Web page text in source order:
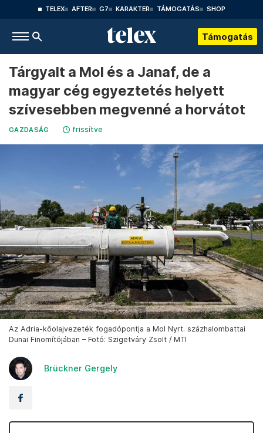
TELEX AFTER G7 KARAKTER TÁMOGATÁS SHOP
Támogatás
Tárgyalt a Mol és a Janaf, de a
magyar cég egyeztetés helyett
szívesebben megvenné a horvátot
GAZDASÁG frissítve
Az Adria-kőolajvezeték fogadópontja a Mol Nyrt. százhalombattai
Dunai Finomítójában – Fotó: Szigetváry Zsolt / MTI
Brückner Gergely